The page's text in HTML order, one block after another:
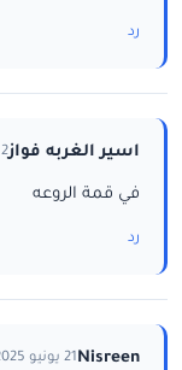
رد
اسير الغربه فواز2 يوليو 2025
في قمة الروعه
رد
Nisreen21 يونيو 2025